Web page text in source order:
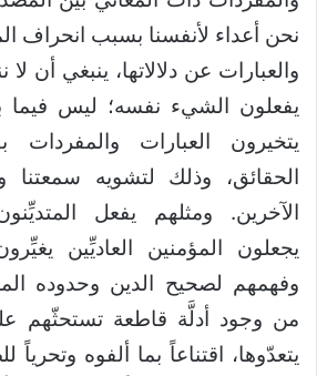
نحن أعداء لأنفسنا بسبب انحراف
والعبارات عن دلالاتها، ينبغي أن
يفعلون الشيء نفسه؛ ليس فيما
يتخيرون العبارات
الحقائق، وذلك لتشويه
الآخرين. ومثلهم يفعل
يجعلون المؤمنين العاديِّين
وفهمهم لصحيح الدين وحدوده
من وجود أدلَّة قاطعة تستحثّهم
يتعدّوها، اقتناعاً بما ألفوه